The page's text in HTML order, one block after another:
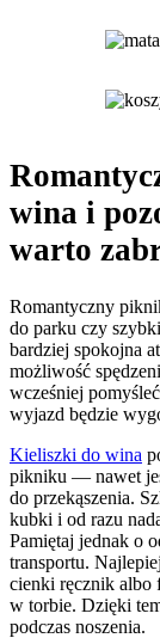
wina i
warto
Romantyczny
do parku czy
bardziej spokojna
możliwość
wcześniej
wyjazd będzie
Kieliszki do wina
pikniku — nawet
do przekąszenia.
kubki i od razu
Pamiętaj jednak o
transportu.
cienki ręcznik albo
w torbie. Dzięki
podczas noszenia.